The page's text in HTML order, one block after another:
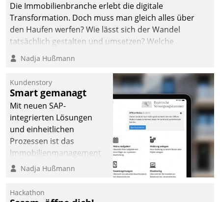
Die Immobilienbranche erlebt die digitale
Transformation. Doch muss man gleich alles über
den Haufen werfen? Wie lässt sich der Wandel
tatsächlich gestalten und umsetzen? Welche
Argumente zählen wirklich?
Nadja Hußmann
Kundenstory
Smart gemanagt
Mit neuen SAP-
integrierten Lösungen
und einheitlichen
Prozessen ist das
Immobilienmanagement
der Bayerischen
Ressort Kapitalanlage für
Nadja Hußmann
Hackathon